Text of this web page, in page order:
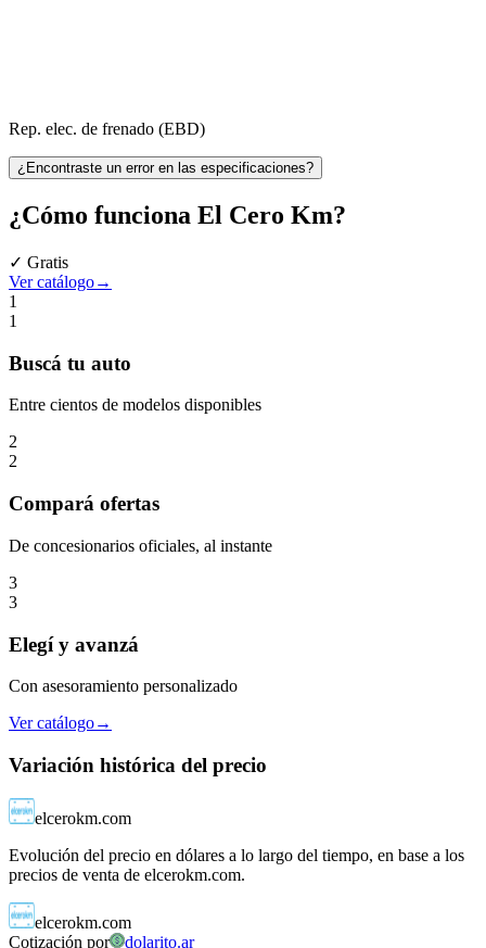
Rep. elec. de frenado (EBD)
¿Encontraste un error en las especificaciones?
¿Cómo funciona El Cero Km?
✓ Gratis
Ver catálogo→
1
1
Buscá tu auto
Entre cientos de modelos disponibles
2
2
Compará ofertas
De concesionarios oficiales, al instante
3
3
Elegí y avanzá
Con asesoramiento personalizado
Ver catálogo→
Variación histórica del precio
elcerokm.com
Evolución del precio en dólares a lo largo del tiempo, en base a los
precios de venta de elcerokm.com.
elcerokm.com
Cotización por
dolarito.ar